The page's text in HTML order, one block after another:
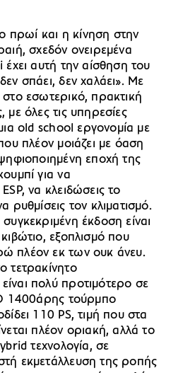
πρωί και η κίνηση στην
σχεδόν ονειρεμένα
αυτή την αίσθηση του
σπάει, δεν χαλάει». Με
εσωτερικό, πρακτική
όλες τις υπηρεσίες
old school εργονομία με
πλέον μοιάζει με όαση
εποχή της
για να
να κλειδώσεις το
ρυθμίσεις τον κλιματισμό.
έκδοση είναι
εξοπλισμό που
πλέον εκ των ουκ άνευ.
τετρακίνητο
πολύ προτιμότερο σε
1400άρης τούρμπο
110 PS, τιμή που στα
πλέον οριακή, αλλά το
τεχνολογία, σε
εκμετάλλευση της ροπής